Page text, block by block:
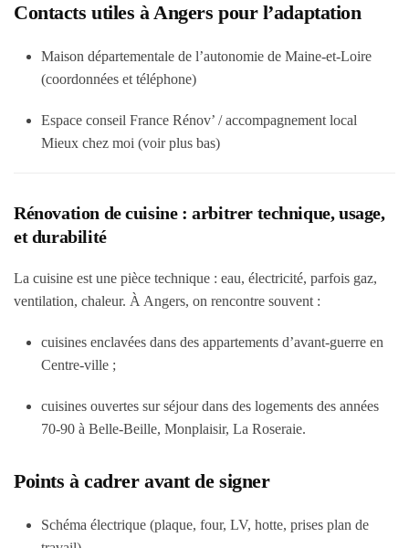
Contacts utiles à Angers pour l’adaptation
Maison départementale de l’autonomie de Maine-et-Loire
(coordonnées et téléphone)
Espace conseil France Rénov’ / accompagnement local
Mieux chez moi (voir plus bas)
Rénovation de cuisine : arbitrer technique, usage,
et durabilité
La cuisine est une pièce technique : eau, électricité, parfois gaz,
ventilation, chaleur. À Angers, on rencontre souvent :
cuisines enclavées dans des appartements d’avant-guerre en
Centre-ville ;
cuisines ouvertes sur séjour dans des logements des années
70-90 à Belle-Beille, Monplaisir, La Roseraie.
Points à cadrer avant de signer
Schéma électrique (plaque, four, LV, hotte, prises plan de